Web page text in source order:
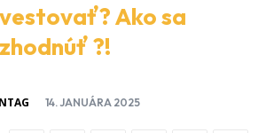
Ako sa
?!
14. JANUÁRA 2025